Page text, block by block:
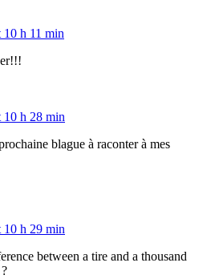
10 h 11 min
10 h 28 min
blague à raconter à mes
10 h 29 min
between a tire and a thousand